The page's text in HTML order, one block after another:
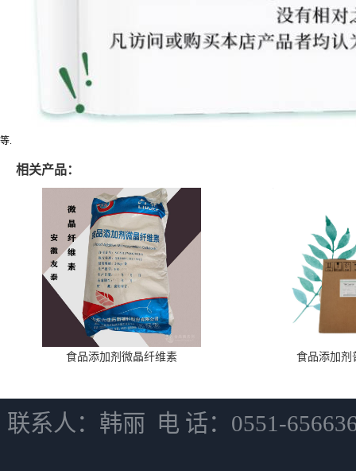
等.
相关产品：
食品添加剂微晶纤维素 食品添加剂
联系人：韩丽 电 话：0551-